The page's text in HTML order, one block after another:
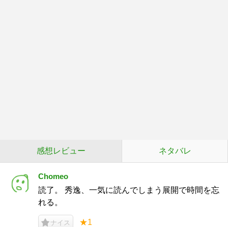
感想レビュー ネタバレ
Chomeo
読了。 秀逸、一気に読んでしまう展開で時間を忘
れる。
ナイス ★1